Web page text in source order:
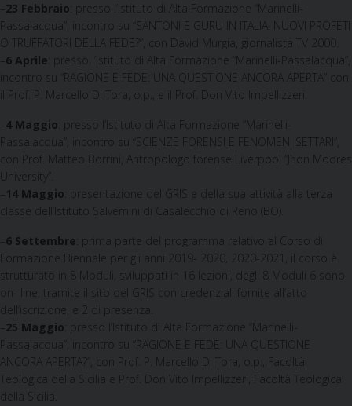
23 Febbraio : presso l’Istituto di Alta Formazione “Marinelli-
Passalacqua”, incontro su “SANTONI E GURU IN ITALIA. NUOVI PROFETI
O TRUFFATORI DELLA FEDE?”, con David Murgia, giornalista TV 2000.
6 Aprile : presso l’Istituto di Alta Formazione “Marinelli-Passalacqua”,
incontro su “RAGIONE E FEDE: UNA QUESTIONE ANCORA APERTA” con
il Prof. P. Marcello Di Tora, o.p., e il Prof. Don Vito Impellizzeri.
4 Maggio : presso l’Istituto di Alta Formazione “Marinelli-
Passalacqua”, incontro su “SCIENZE FORENSI E FENOMENI SETTARI”,
con Prof. Matteo Borrini, Antropologo forense Liverpool “Jhon Moores
University”.
14 Maggio : presentazione del GRIS e della sua attività alla terza
classe dell’Istituto Salvemini di Casalecchio di Reno (BO).
6 Settembre : prima parte del programma relativo al Corso di
Formazione Biennale per gli anni 2019- 2020, 2020-2021, il corso è
strutturato in 8 Moduli, sviluppati in 16 lezioni, degli 8 Moduli 6 sono
on- line, tramite il sito del GRIS con credenziali fornite all’atto
dell’iscrizione, e 2 di presenza.
25 Maggio : presso l’Istituto di Alta Formazione “Marinelli-
Passalacqua”, incontro su “RAGIONE E FEDE: UNA QUESTIONE
ANCORA APERTA?”, con Prof. P. Marcello Di Tora, o.p., Facoltà
Teologica della Sicilia e Prof. Don Vito Impellizzeri, Facoltà Teologica
della Sicilia.